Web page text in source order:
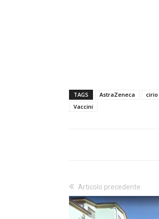
TAGS AstraZeneca cirio
Vaccini
Articolo precedente